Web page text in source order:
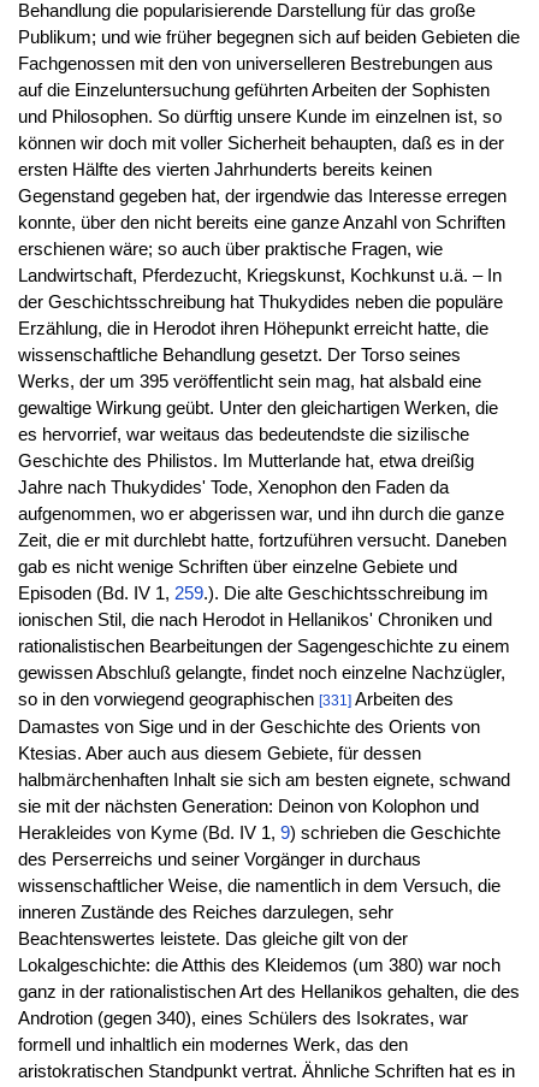
Behandlung die popularisierende Darstellung für das große
Publikum; und wie früher begegnen sich auf beiden Gebieten die
Fachgenossen mit den von universelleren Bestrebungen aus
auf die Einzeluntersuchung geführten Arbeiten der Sophisten
und Philosophen. So dürftig unsere Kunde im einzelnen ist, so
können wir doch mit voller Sicherheit behaupten, daß es in der
ersten Hälfte des vierten Jahrhunderts bereits keinen
Gegenstand gegeben hat, der irgendwie das Interesse erregen
konnte, über den nicht bereits eine ganze Anzahl von Schriften
erschienen wäre; so auch über praktische Fragen, wie
Landwirtschaft, Pferdezucht, Kriegskunst, Kochkunst u.ä. – In
der Geschichtsschreibung hat Thukydides neben die populäre
Erzählung, die in Herodot ihren Höhepunkt erreicht hatte, die
wissenschaftliche Behandlung gesetzt. Der Torso seines
Werks, der um 395 veröffentlicht sein mag, hat alsbald eine
gewaltige Wirkung geübt. Unter den gleichartigen Werken, die
es hervorrief, war weitaus das bedeutendste die sizilische
Geschichte des Philistos. Im Mutterlande hat, etwa dreißig
Jahre nach Thukydides' Tode, Xenophon den Faden da
aufgenommen, wo er abgerissen war, und ihn durch die ganze
Zeit, die er mit durchlebt hatte, fortzuführen versucht. Daneben
gab es nicht wenige Schriften über einzelne Gebiete und
Episoden (Bd. IV 1, 259.). Die alte Geschichtsschreibung im
ionischen Stil, die nach Herodot in Hellanikos' Chroniken und
rationalistischen Bearbeitungen der Sagengeschichte zu einem
gewissen Abschluß gelangte, findet noch einzelne Nachzügler,
so in den vorwiegend geographischen [331]Arbeiten des
Damastes von Sige und in der Geschichte des Orients von
Ktesias. Aber auch aus diesem Gebiete, für dessen
halbmärchenhaften Inhalt sie sich am besten eignete, schwand
sie mit der nächsten Generation: Deinon von Kolophon und
Herakleides von Kyme (Bd. IV 1, 9) schrieben die Geschichte
des Perserreichs und seiner Vorgänger in durchaus
wissenschaftlicher Weise, die namentlich in dem Versuch, die
inneren Zustände des Reiches darzulegen, sehr
Beachtenswertes leistete. Das gleiche gilt von der
Lokalgeschichte: die Atthis des Kleidemos (um 380) war noch
ganz in der rationalistischen Art des Hellanikos gehalten, die des
Androtion (gegen 340), eines Schülers des Isokrates, war
formell und inhaltlich ein modernes Werk, das den
aristokratischen Standpunkt vertrat. Ähnliche Schriften hat es in